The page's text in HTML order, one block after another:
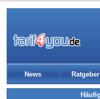
News Ratgeber